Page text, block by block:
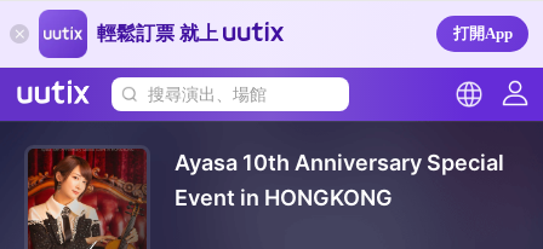
輕鬆訂票 就上 打開App
搜尋演出、場館
Ayasa 10th Anniversary Special
Event in HONGKONG